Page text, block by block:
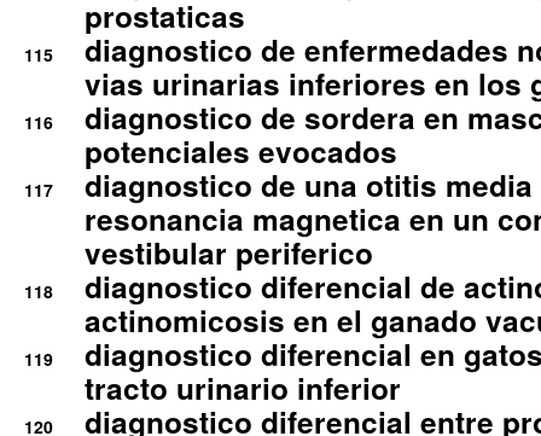
prostaticas
115
diagnostico de enfermedades
vias urinarias inferiores en los
116
diagnostico de sordera en
potenciales evocados
117
diagnostico de una otitis
resonancia magnetica en un
vestibular periferico
118
diagnostico diferencial de
actinomicosis en el ganado
119
diagnostico diferencial en
tracto urinario inferior
120
diagnostico diferencial entre